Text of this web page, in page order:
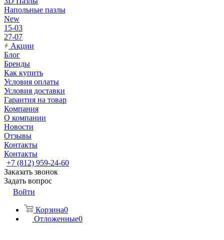
Напольные пазлы
New
15-03
27-07
Акции
Блог
Бренды
Как купить
Условия оплаты
Условия доставки
Гарантия на товар
Компания
О компании
Новости
Отзывы
Контакты
Контакты
+7 (812) 959-24-60
Заказать звонок
Задать вопрос
Войти
Корзина0
Отложенные0